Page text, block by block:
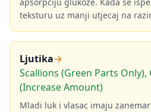
teksturu uz manji utjecaj na
Ljutika→
Scallions (Green Parts Only),
(Increase Amount)
Mladi luk i vlasac imaju